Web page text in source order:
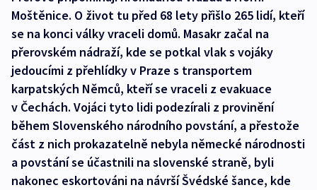
Moštěnice. O život tu před 68 lety přišlo 265 lidí, kteří
se na konci války vraceli domů. Masakr začal na
přerovském nádraží, kde se potkal vlak s vojáky
jedoucími z přehlídky v Praze s transportem
karpatských Němců, kteří se vraceli z evakuace
v Čechách. Vojáci tyto lidi podezírali z provinění
během Slovenského národního povstání, a přestože
část z nich prokazatelně nebyla německé národnosti
a povstání se účastnili na slovenské straně, byli
nakonec eskortováni na návrší Švédské šance, kde